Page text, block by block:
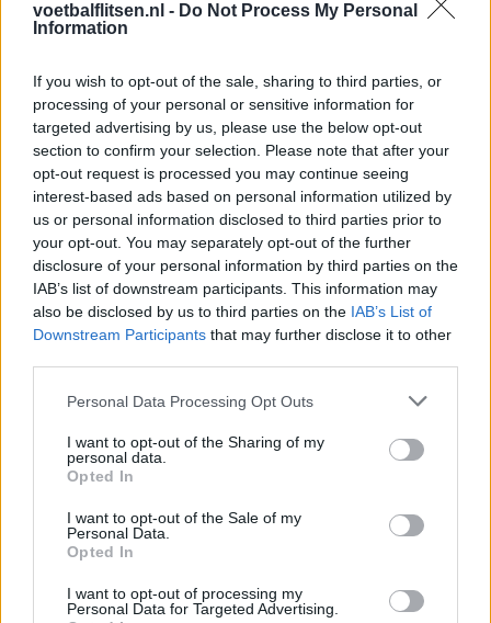
voetbalflitsen.nl - Do Not Process My Personal
Information
If you wish to opt-out of the sale, sharing to third parties, or
processing of your personal or sensitive information for
targeted advertising by us, please use the below opt-out
section to confirm your selection. Please note that after your
opt-out request is processed you may continue seeing
interest-based ads based on personal information utilized by
us or personal information disclosed to third parties prior to
your opt-out. You may separately opt-out of the further
disclosure of your personal information by third parties on the
IAB’s list of downstream participants. This information may
also be disclosed by us to third parties on the IAB’s List of
Downstream Participants that may further disclose it to other
Personal Data Processing Opt Outs
I want to opt-out of the Sharing of my
personal data.
Opted In
I want to opt-out of the Sale of my
Personal Data.
Opted In
I want to opt-out of processing my
Personal Data for Targeted Advertising.
appartement op Amsterdamse Zuidas
Marcos Leonardo laat eerste indruk achter bij
Ajax: 'Hier gaan fans van genieten'
Resterend oefenprogramma Ajax: waar zijn de
duels te zien
Ajax groeit onder Míchel, maar transfermarkt
blijft cruciaal
Ajax-talent Mohamed Abdalla schrijft Europese
geschiedenis
de basis bij FC Barcelona
Servische media vergelijken Ajax-talent Abdellah
Ouazane met Lionel Messi
Ajax zet grote stap richting volgende ronde na
ruime zege op Vojvodina
Dusan Tadic kijkt met bijzondere gevoelens naar